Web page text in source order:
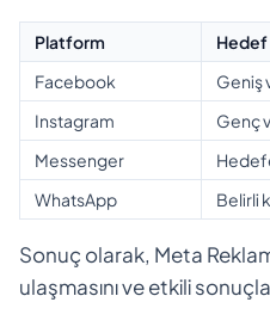
Platform Hedef
Facebook
Geniş
Instagram
Genç
Messenger
WhatsApp
Belirli
Sonuç olarak, Meta
ulaşmasını ve etkili